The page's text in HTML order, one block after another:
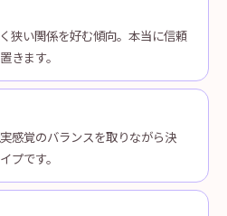
狭い関係を好む傾向。本当に信頼
きます。
感覚のバランスを取りながら決
プです。